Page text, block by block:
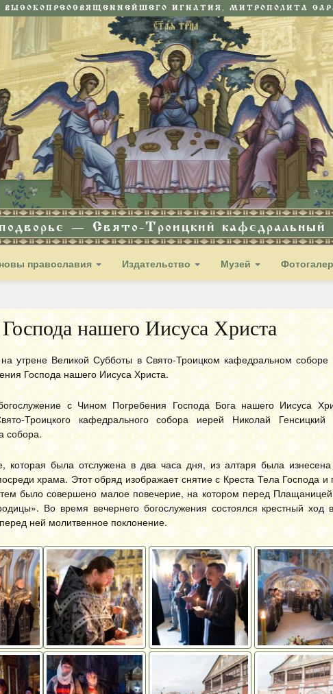
ВЫСОКОПРЕОСВЯЩЕННЕЙШЕГО ИГНАТИЯ, МИТРОПОЛИТА
— Свято-Троицкий кафедральный
православия Издательство Музей
нашего Иисуса Христа
утрене Великой Субботы в Свято-Троицком кафедральном
Господа нашего Иисуса Христа.
с Чином Погребения Господа Бога нашего Иисуса
Троицкого кафедрального собора иерей Николай Генсицкий
собора.
которая была отслужена в два часа дня, из алтаря была
храма. Этот обряд изображает снятие с Креста Тела Господа и
было совершено малое повечерие, на котором перед
Во время вечернего богослужения состоялся крестный ход
ней молитвенное поклонение.